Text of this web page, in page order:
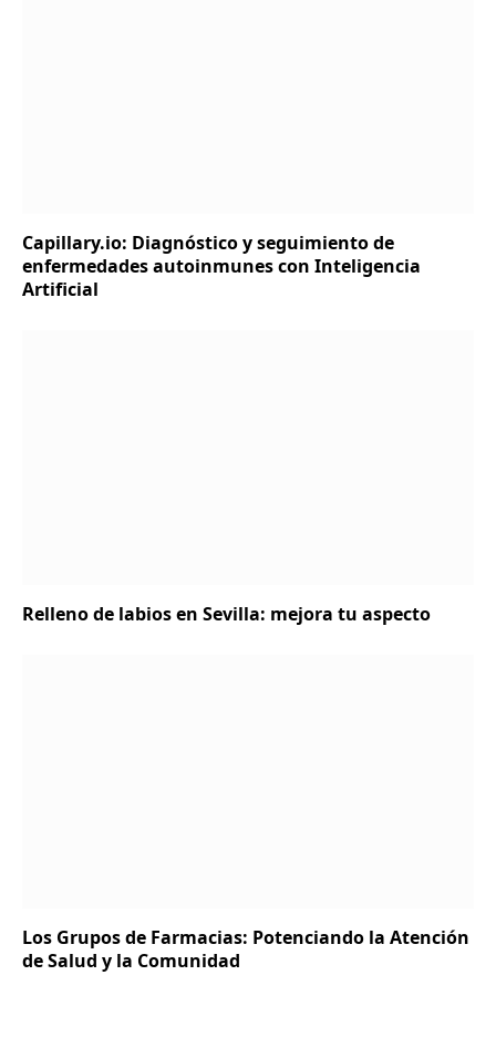
Capillary.io: Diagnóstico y seguimiento de
enfermedades autoinmunes con Inteligencia
Artificial
Relleno de labios en Sevilla: mejora tu aspecto
Los Grupos de Farmacias: Potenciando la Atención
de Salud y la Comunidad